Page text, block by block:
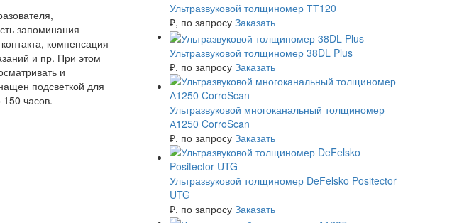
запоминания
компенсация
и пр. При этом
и
подсветкой для
150 часов.
Ультразвуковой толщиномер ТТ120
₽, по запросу Заказать
Ультразвуковой толщиномер 38DL Plus
₽, по запросу Заказать
Ультразвуковой многоканальный толщиномер
А1250 CorroScan
₽, по запросу Заказать
Ультразвуковой толщиномер DeFelsko Positector
UTG
₽, по запросу Заказать